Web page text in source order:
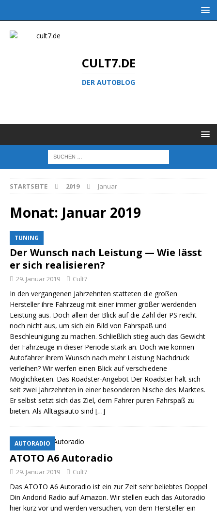
CULT7.DE
DER AUTOBLOG
STARTSEITE 2019 Januar
Monat: Januar 2019
TUNING
Der Wunsch nach Leistung — Wie lässt
er sich realisieren?
29. Januar 2019 Cult7
In den vergangenen Jahrzehnten statteten die großen
Hersteller ihre Fahrzeug mit einer immer größer werdenden
Leistung aus. Doch allein der Blick auf die Zahl der PS reicht
noch nicht aus, um sich ein Bild von Fahrspaß und
Beschleunigung zu machen. Schließlich stieg auch das Gewicht
der Fahrzeuge in dieser Periode stark an. Doch wie können
Autofahrer ihrem Wunsch nach mehr Leistung Nachdruck
verleihen? Wir werfen einen Blick auf verschiedene
Möglichkeiten. Das Roadster-Angebot Der Roadster hält sich
seit zwei Jahrzehnten in einer besonderen Nische des Marktes.
Er selbst setzt sich das Ziel, dem Fahrer puren Fahrspaß zu
bieten. Als Alltagsauto sind […]
AUTORADIO
ATOTO A6 Autoradio
29. Januar 2019 Cult7
Das ATOTO A6 Autoradio ist ein zur Zeit sehr beliebtes Doppel
Din Andorid Radio auf Amazon. Wir stellen euch das Autoradio
hier kurz vor und werden versuchen, von dem Hersteller ein